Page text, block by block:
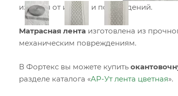
изделия от износа и повреждений.
Матрасная лента изготовлена из
механическим повреждениям.
В Фортекс вы можете купить
разделе каталога «AР-Ут лента цветная».